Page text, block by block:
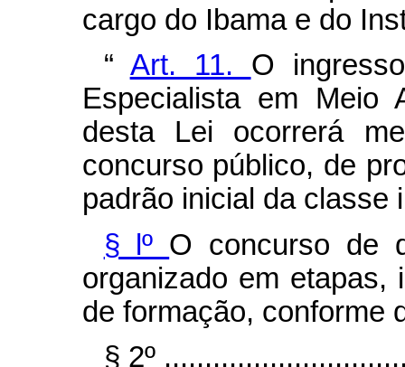
cargo do Ibama e do
“ Art. 11. O
Especialista em Meio
desta Lei ocorrerá
concurso público, de
padrão inicial da classe
§ lº O concurso de
organizado em
de formação, conforme
§ 2º